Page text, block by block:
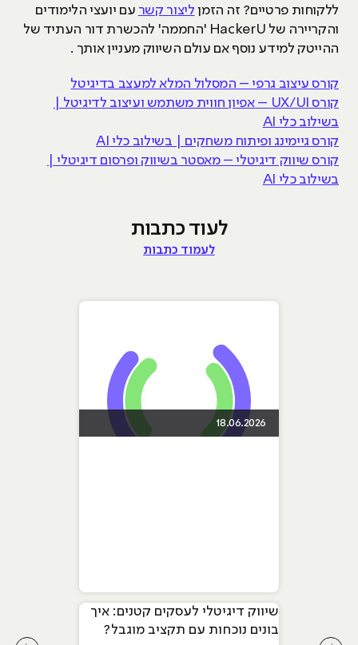
ללקוחות פרטיים? זה הזמן ליצור קשר עם יועצי הלימודים
והקריירה של HackerU 'החממה' להכשרת דור העתיד של
ההייטק למידע נוסף אם עולם השיווק מעניין אותך .
קורס עיצוב גרפי – המסלול המלא למעצב בדיגיטל
קורס UX/UI – אפיון חווית משתמש ועיצוב לדיגיטל |
בשילוב כלי AI
קורס גיימינג ופיתוח משחקים | בשילוב כלי AI
קורס שיווק דיגיטלי – מאסטר בשיווק ופרסום דיגיטלי |
בשילוב כלי AI
לעוד כתבות
לעמוד כתבות
18.06.2026
שיווק דיגיטלי לעסקים קטנים: איך
בונים נוכחות עם תקציב מוגבל?